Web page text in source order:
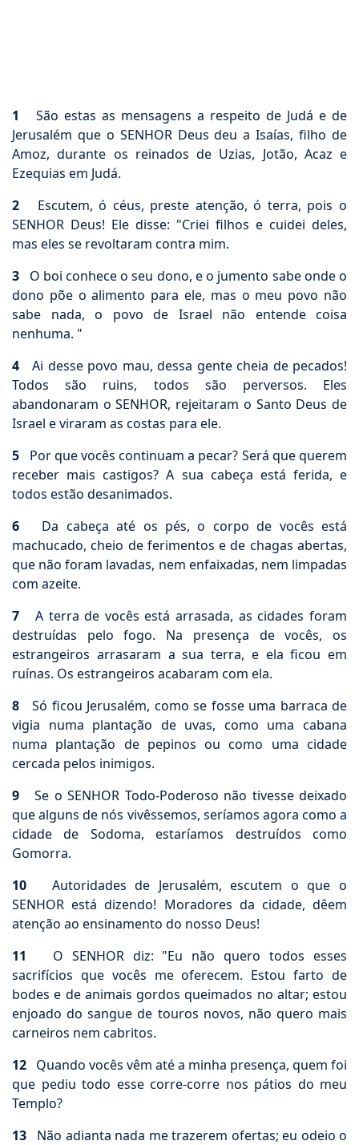
1 São estas as mensagens a respeito de Judá e de
Jerusalém que o SENHOR Deus deu a Isaías, filho de
Amoz, durante os reinados de Uzias, Jotão, Acaz e
Ezequias em Judá.
2 Escutem, ó céus, preste atenção, ó terra, pois o
SENHOR Deus! Ele disse: "Criei filhos e cuidei deles,
mas eles se revoltaram contra mim.
3 O boi conhece o seu dono, e o jumento sabe onde o
dono põe o alimento para ele, mas o meu povo não
sabe nada, o povo de Israel não entende coisa
nenhuma. "
4 Ai desse povo mau, dessa gente cheia de pecados!
Todos são ruins, todos são perversos. Eles
abandonaram o SENHOR, rejeitaram o Santo Deus de
Israel e viraram as costas para ele.
5 Por que vocês continuam a pecar? Será que querem
receber mais castigos? A sua cabeça está ferida, e
todos estão desanimados.
6 Da cabeça até os pés, o corpo de vocês está
machucado, cheio de ferimentos e de chagas abertas,
que não foram lavadas, nem enfaixadas, nem limpadas
com azeite.
7 A terra de vocês está arrasada, as cidades foram
destruídas pelo fogo. Na presença de vocês, os
estrangeiros arrasaram a sua terra, e ela ficou em
ruínas. Os estrangeiros acabaram com ela.
8 Só ficou Jerusalém, como se fosse uma barraca de
vigia numa plantação de uvas, como uma cabana
numa plantação de pepinos ou como uma cidade
cercada pelos inimigos.
9 Se o SENHOR Todo-Poderoso não tivesse deixado
que alguns de nós vivêssemos, seríamos agora como a
cidade de Sodoma, estaríamos destruídos como
Gomorra.
10 Autoridades de Jerusalém, escutem o que o
SENHOR está dizendo! Moradores da cidade, dêem
atenção ao ensinamento do nosso Deus!
11 O SENHOR diz: "Eu não quero todos esses
sacrifícios que vocês me oferecem. Estou farto de
bodes e de animais gordos queimados no altar; estou
enjoado do sangue de touros novos, não quero mais
carneiros nem cabritos.
12 Quando vocês vêm até a minha presença, quem foi
que pediu todo esse corre-corre nos pátios do meu
Templo?
13 Não adianta nada me trazerem ofertas; eu odeio o